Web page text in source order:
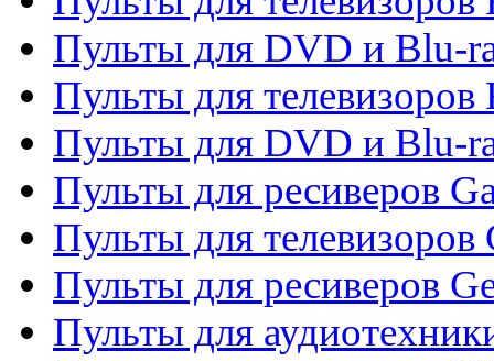
Пульты для DVD и Blu-
Пульты для телевизоров
Пульты для DVD и Blu-
Пульты для ресиверов
Пульты для телевизоров
Пульты для ресиверов
Пульты для